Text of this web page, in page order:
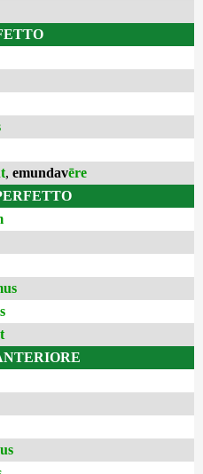
, emundavēre